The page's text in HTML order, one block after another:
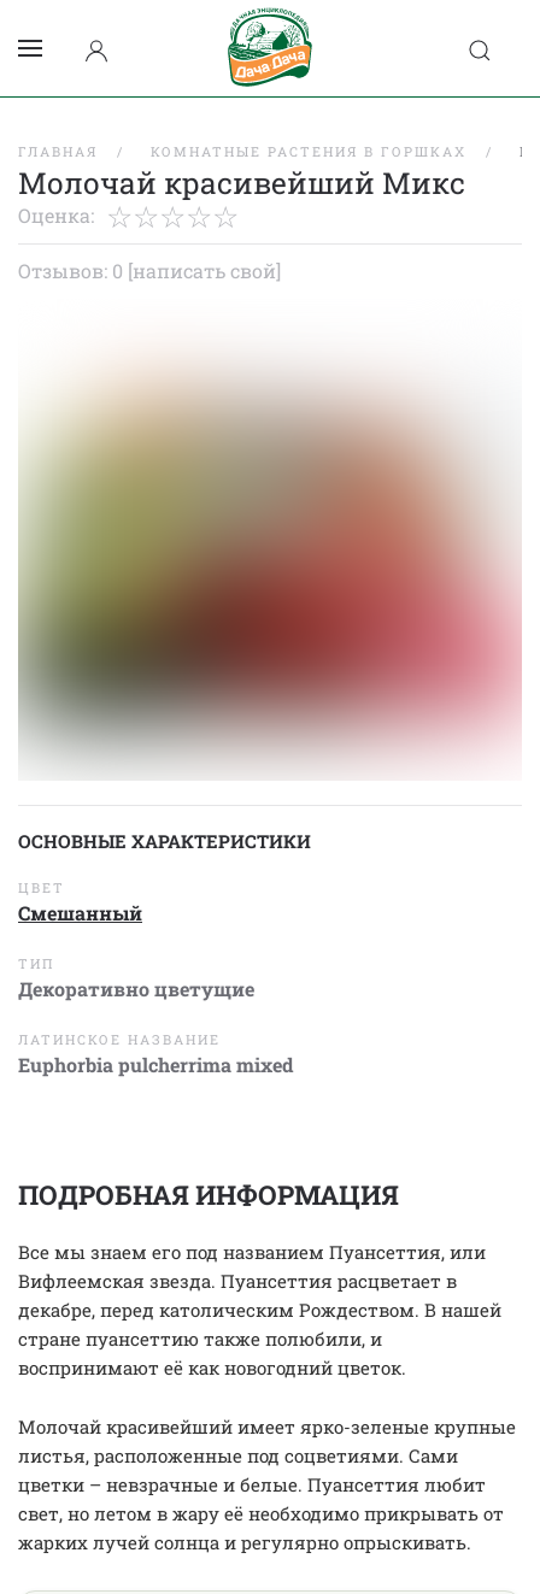
ГЛАВНАЯ КОМНАТНЫЕ РАСТЕНИЯ В ГОРШКАХ
Молочай красивейший Микс
Оценка:
Отзывов: 0 [написать свой]
ОСНОВНЫЕ ХАРАКТЕРИСТИКИ
ЦВЕТ
Смешанный
ТИП
Декоративно цветущие
ЛАТИНСКОЕ НАЗВАНИЕ
Euphorbia pulcherrima mixed
ПОДРОБНАЯ ИНФОРМАЦИЯ
Все мы знаем его под названием Пуансеттия, или
Вифлеемская звезда. Пуансеттия расцветает в
декабре, перед католическим Рождеством. В нашей
стране пуансеттию также полюбили, и
воспринимают её как новогодний цветок.
Молочай красивейший имеет ярко-зеленые крупные
листья, расположенные под соцветиями. Сами
цветки – невзрачные и белые. Пуансеттия любит
свет, но летом в жару её необходимо прикрывать от
жарких лучей солнца и регулярно опрыскивать.